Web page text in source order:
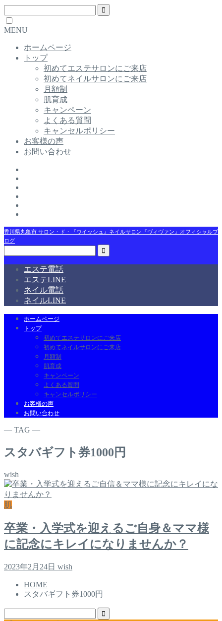
MENU
ホームページ
トップ
初めてエステサロンにご来店
初めてネイルサロンにご来店
月額制
肌育成
キャンペーン
よくある質問
キャンセルポリシー
お客様の声
お問い合わせ
香川県丸亀市 サロン・ド・『ウイッシュ』ネイルサロン『ヴィヴァン』オフィシャルブ
ログ
エステ電話
エステLINE
ネイル電話
ネイルLINE
ホームページ
トップ
初めてエステサロンにご来店
初めてネイルサロンにご来店
月額制
肌育成
キャンペーン
よくある質問
キャンセルポリシー
お客様の声
お問い合わせ
― TAG ―
スタバギフト券1000円
wish
肌
卒業・入学式を迎えるご自身＆ママ様
に記念にキレイになりませんか？
2023年2月24日 wish
HOME
スタバギフト券1000円